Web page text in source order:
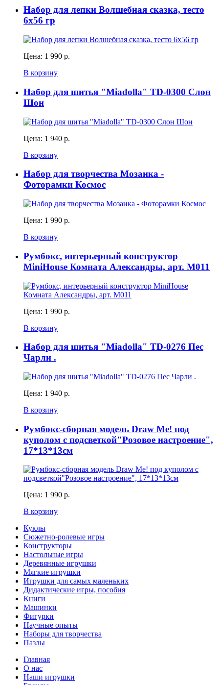
Набор для лепки Волшебная сказка, тесто
6х56 гр
Цена: 1 990 р.
В корзину
Набор для шитья "Miadolla" TD-0300 Слон
Шон
Цена: 1 940 р.
В корзину
Набор для творчества Мозаика -
Фоторамки Космос
Цена: 1 990 р.
В корзину
Румбокс, интерьерный конструктор
MiniHouse Комната Александры, арт. M011
Цена: 1 990 р.
В корзину
Набор для шитья "Miadolla" TD-0276 Пес
Чарли .
Цена: 1 940 р.
В корзину
Румбокс-сборная модель Draw Me! под
куполом с подсветкой"Розовое настроение",
17*13*13см
Цена: 1 990 р.
В корзину
Куклы
Сюжетно-ролевые игры
Конструкторы
Настольные игры
Деревянные игрушки
Мягкие игрушки
Игрушки для самых маленьких
Дидактические игры, пособия
Книги
Машинки
Фигурки
Научные опыты
Наборы для творчества
Пазлы
Главная
О нас
Наши игрушки